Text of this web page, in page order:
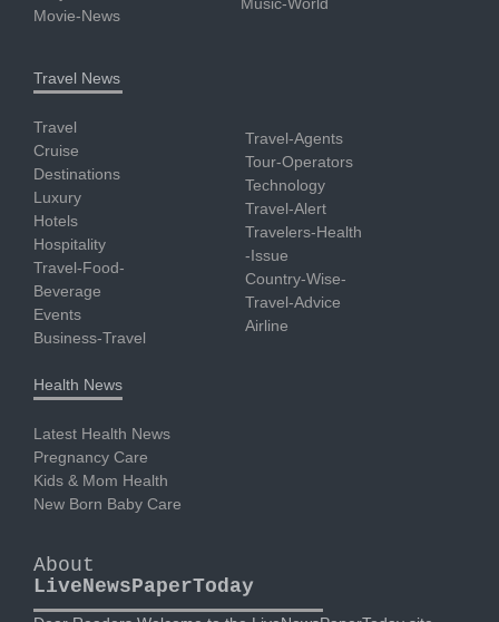
Movie-News
Travel News
Travel
Cruise
Destinations
Luxury
Hotels
Hospitality
Travel-Food-
Beverage
Events
Business-Travel
Travel-Agents
Tour-Operators
Technology
Travel-Alert
Travelers-Health
-Issue
Country-Wise-
Travel-Advice
Airline
Health News
Latest Health News
Pregnancy Care
Kids & Mom Health
New Born Baby Care
About
LiveNewsPaperToday